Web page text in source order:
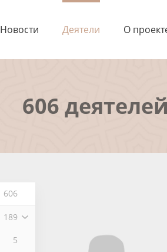
Новости Деятели О
606
606
189
5